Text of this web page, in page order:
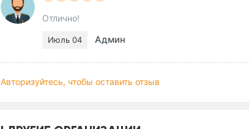
Отлично!
Июль 04 Админ
Авторизуйтесь, чтобы оставить отзыв